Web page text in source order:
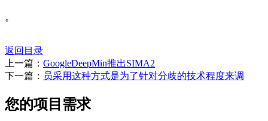
。
返回目录
上一篇： GoogleDeepMin推出SIMA2
下一篇： 员采用这种方式是为了针对分歧的技术程度来调
您的项目需求